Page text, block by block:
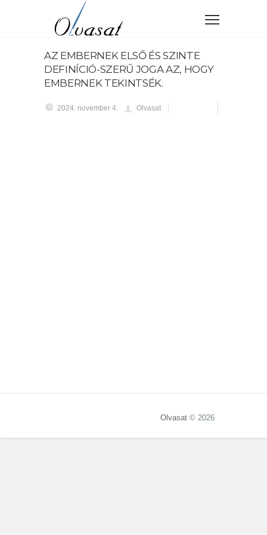
AZ EMBERNEK ELSŐ ÉS SZINTE
DEFINÍCIÓ-SZERŰ JOGA AZ, HOGY
EMBERNEK TEKINTSÉK.
2024. november 4. Olvasat
Olvasat © 2026